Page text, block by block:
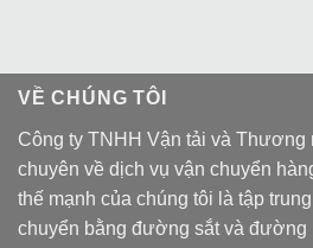
VỀ CHÚNG TÔI
Công ty TNHH Vận tải và Thương
chuyên về dịch vụ vận chuyển
thế mạnh của chúng tôi là tập
chuyển bằng đường sắt và đường